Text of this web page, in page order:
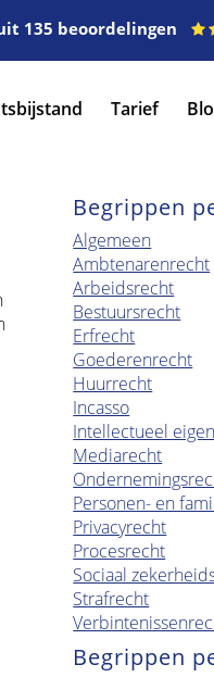
135 beoordelingen
Tarief
Begrippen
Algemeen
Ambtenarenrecht
Arbeidsrecht
Bestuursrecht
Erfrecht
Goederenrecht
Huurrecht
Incasso
Intellectueel
Mediarecht
Personen- en
Privacyrecht
Procesrecht
Sociaal
Strafrecht
Begrippen